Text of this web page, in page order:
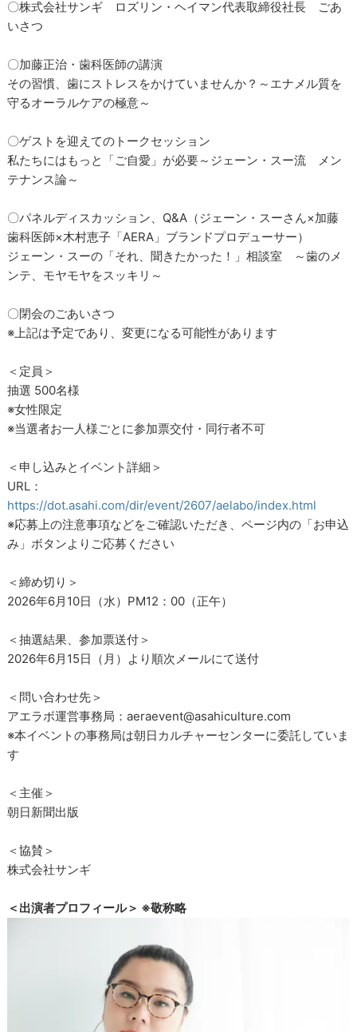
〇株式会社サンギ ロズリン・ヘイマン代表取締役社長 ごあ
いさつ
〇加藤正治・歯科医師の講演
その習慣、歯にストレスをかけていませんか？～エナメル質を
守るオーラルケアの極意～
〇ゲストを迎えてのトークセッション
私たちにはもっと「ご自愛」が必要～ジェーン・スー流 メン
テナンス論～
〇パネルディスカッション、Q&A（ジェーン・スーさん×加藤
歯科医師×木村恵子「AERA」ブランドプロデューサー）
ジェーン・スーの「それ、聞きたかった！」相談室 ～歯のメ
ンテ、モヤモヤをスッキリ～
〇閉会のごあいさつ
※上記は予定であり、変更になる可能性があります
＜定員＞
抽選 500名様
※女性限定
※当選者お一人様ごとに参加票交付・同行者不可
＜申し込みとイベント詳細＞
URL：
https://dot.asahi.com/dir/event/2607/aelabo/index.html
※応募上の注意事項などをご確認いただき、ページ内の「お申込
み」ボタンよりご応募ください
＜締め切り＞
2026年6月10日（水）PM12：00（正午）
＜抽選結果、参加票送付＞
2026年6月15日（月）より順次メールにて送付
＜問い合わせ先＞
アエラボ運営事務局：aeraevent@asahiculture.com
※本イベントの事務局は朝日カルチャーセンターに委託していま
す
＜主催＞
朝日新聞出版
＜協賛＞
株式会社サンギ
＜出演者プロフィール＞ ※敬称略